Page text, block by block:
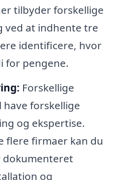
tilbyder forskellige
ved at indhente tre
identificere, hvor
for pengene.
Forskellige
forskellige
og ekspertise.
flere firmaer kan du
og